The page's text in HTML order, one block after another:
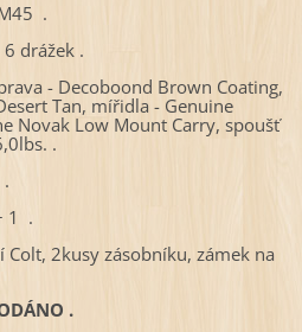
.
drážek .
- Decoboond Brown Coating,
Tan, mířidla - Genuine
Novak Low Mount Carry, spoušť
.
1 .
Colt, 2kusy zásobníku, zámek na
.